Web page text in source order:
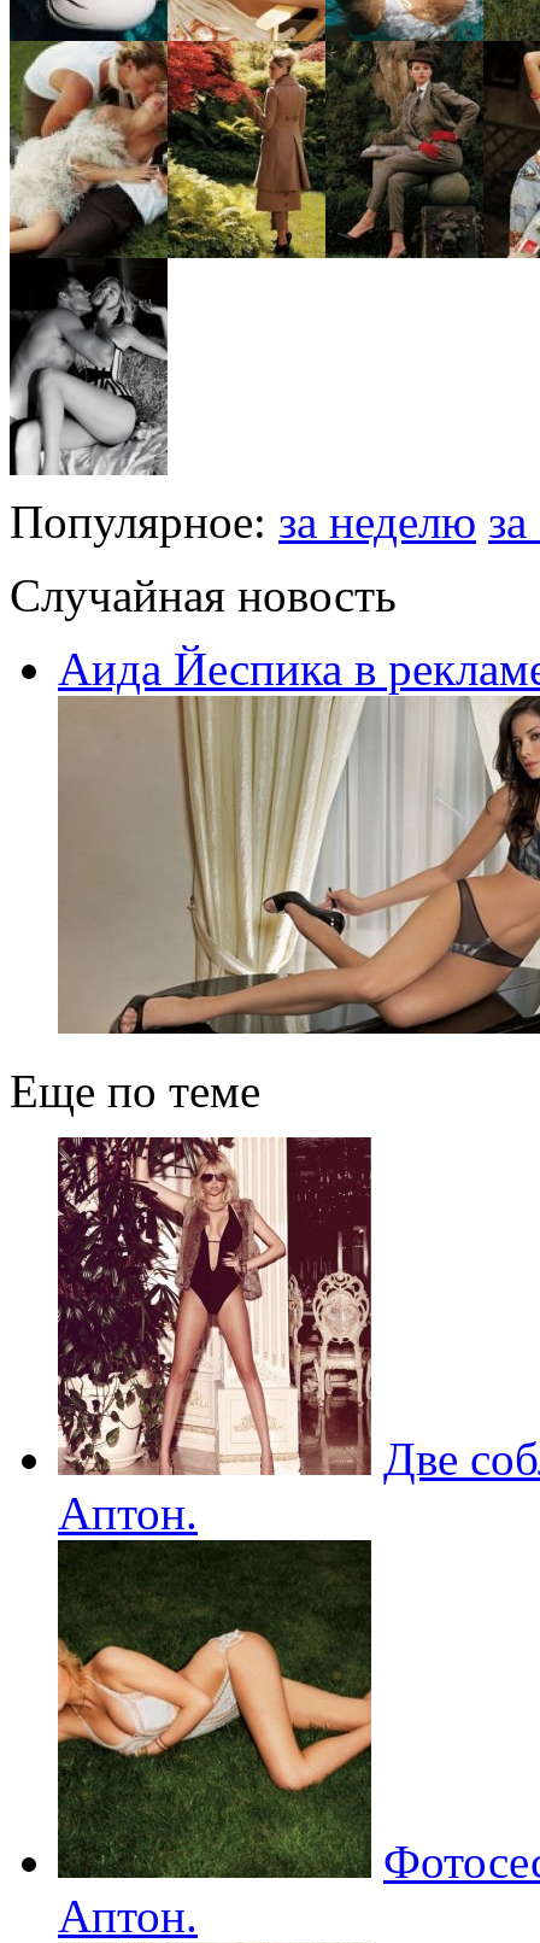
Популярное: за неделю
Случайная новость
Аида Йеспика в
Еще по теме
Две
Аптон.
Аптон.